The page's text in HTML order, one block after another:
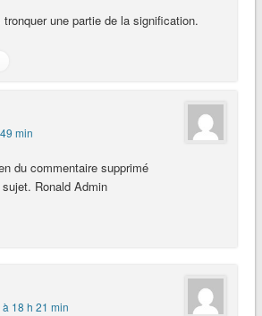
une partie de la signification.
min
du commentaire supprimé
Ronald Admin
18 h 21 min